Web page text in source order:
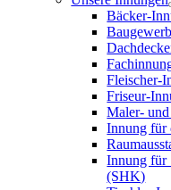
Bäcker-
Fleischer-
Friseur-
Maler-
Innung für
Innung für
(SHK)